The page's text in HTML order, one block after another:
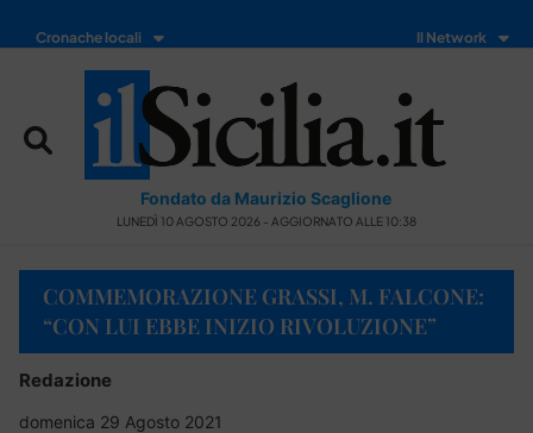
Cronache locali Il Network
Fondato da Maurizio Scaglione
LUNEDÌ 10 AGOSTO 2026 - AGGIORNATO ALLE 10:38
COMMEMORAZIONE GRASSI, M. FALCONE:
“CON LUI EBBE INIZIO RIVOLUZIONE”
Redazione
domenica 29 Agosto 2021